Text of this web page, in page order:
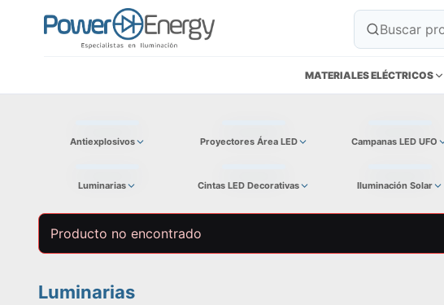
MATERIALES ELÉCTRICOS
Antiexplosivos Proyectores Área LED Campanas LED UFO
Luminarias Cintas LED Decorativas Iluminación Solar
Producto no encontrado
Luminarias